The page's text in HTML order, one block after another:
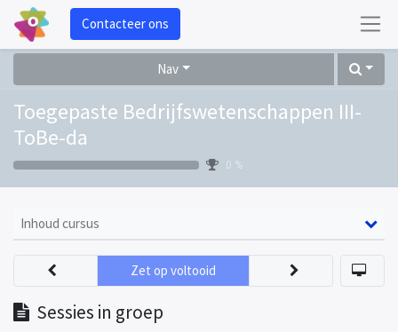
Contacteer ons
Nav
Toegepaste Bedrijfswetenschappen III-
ToBe-da
0 %
Inhoud cursus
Sessies in groep
Zet op voltooid